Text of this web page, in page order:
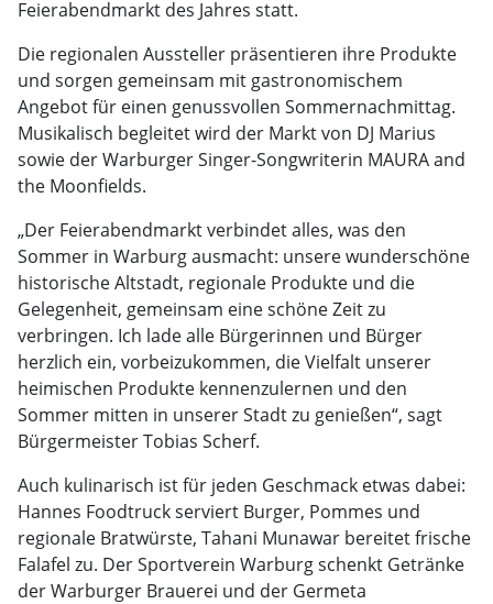
Feierabendmarkt des Jahres statt.
Die regionalen Aussteller präsentieren ihre Produkte
und sorgen gemeinsam mit gastronomischem
Angebot für einen genussvollen Sommernachmittag.
Musikalisch begleitet wird der Markt von DJ Marius
sowie der Warburger Singer-Songwriterin MAURA and
the Moonfields.
„Der Feierabendmarkt verbindet alles, was den
Sommer in Warburg ausmacht: unsere wunderschöne
historische Altstadt, regionale Produkte und die
Gelegenheit, gemeinsam eine schöne Zeit zu
verbringen. Ich lade alle Bürgerinnen und Bürger
herzlich ein, vorbeizukommen, die Vielfalt unserer
heimischen Produkte kennenzulernen und den
Sommer mitten in unserer Stadt zu genießen“, sagt
Bürgermeister Tobias Scherf.
Auch kulinarisch ist für jeden Geschmack etwas dabei:
Hannes Foodtruck serviert Burger, Pommes und
regionale Bratwürste, Tahani Munawar bereitet frische
Falafel zu. Der Sportverein Warburg schenkt Getränke
der Warburger Brauerei und der Germeta